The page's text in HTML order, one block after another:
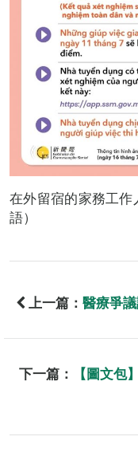
在外留宿的家務工
語）
上一篇： 醫療爭
下一篇：
【圖文包